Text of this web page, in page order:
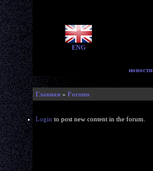
ENG
новости
Главная » Forums
Login to post new content in the forum.